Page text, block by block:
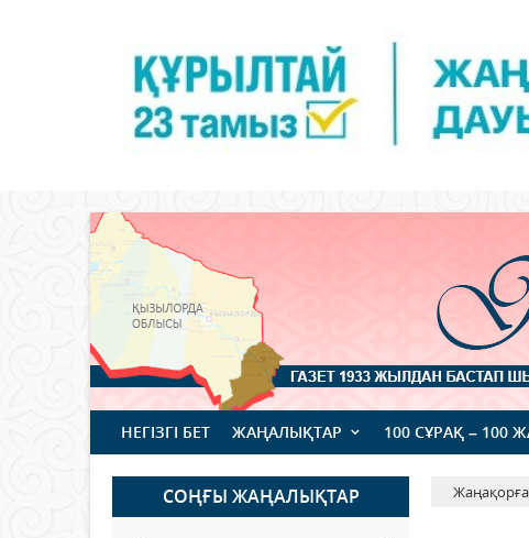
НЕГІЗГІ БЕТ ЖАҢАЛЫҚТАР 100 СҰРАҚ – 100
СОҢҒЫ ЖАҢАЛЫҚТАР